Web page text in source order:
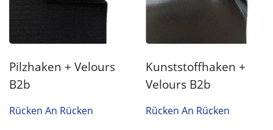
Pilzhaken + Velours
B2b
Rücken An Rücken
Kunststoffhaken +
Velours B2b
Rücken An Rücken